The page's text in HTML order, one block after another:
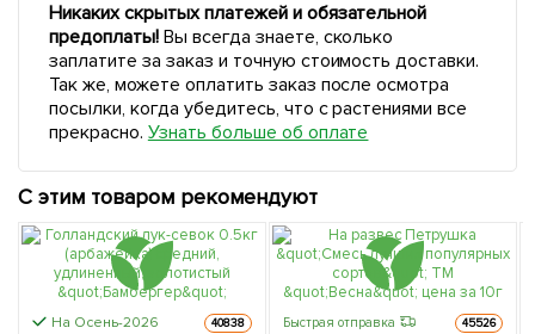
Никаких скрытых платежей и обязательной
предоплаты!Вы всегда знаете, сколько
заплатите за заказ и точную стоимость доставки.
Так же, можете оплатить заказ после осмотра
посылки, когда убедитесь, что с растениями все
прекрасно. Узнать больше об оплате
С этим товаром рекомендуют
На Осень-2026 40838 Быстрая отправка 45526